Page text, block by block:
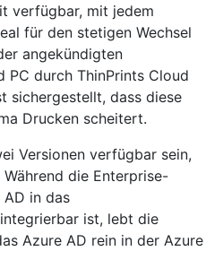
verfügbar, mit jedem
für den stetigen Wechsel
angekündigten
PC durch ThinPrints Cloud
sichergestellt, dass diese
Drucken scheitert.
Versionen verfügbar sein,
die Enterprise-
in das
ist, lebt die
Azure AD rein in der Azure